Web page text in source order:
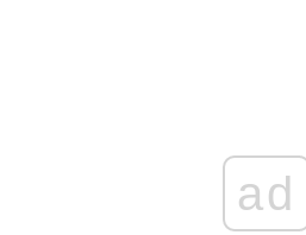
ad